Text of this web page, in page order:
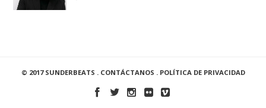
© 2017 SUNDERBEATS . CONTÁCTANOS . POLÍTICA DE PRIVACIDAD